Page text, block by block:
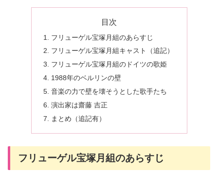
目次
フリューゲル宝塚月組のあらすじ
フリューゲル宝塚月組キャスト（追記）
フリューゲル宝塚月組のドイツの歌姫
1988年のベルリンの壁
音楽の力で壁を壊そうとした歌手たち
演出家は齋藤 吉正
まとめ（追記有）
フリューゲル宝塚月組のあらすじ